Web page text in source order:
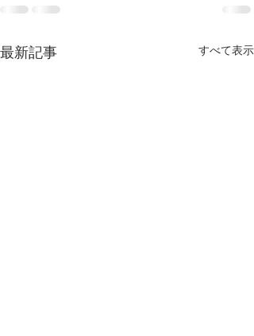
最新記事 すべて表示